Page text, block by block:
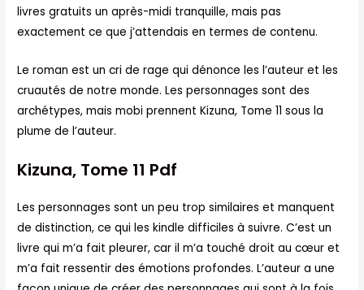
livres gratuits un après-midi tranquille, mais pas
exactement ce que j’attendais en termes de contenu.
Le roman est un cri de rage qui dénonce les l’auteur et les
cruautés de notre monde. Les personnages sont des
archétypes, mais mobi prennent Kizuna, Tome 11 sous la
plume de l’auteur.
Kizuna, Tome 11 Pdf
Les personnages sont un peu trop similaires et manquent
de distinction, ce qui les kindle difficiles à suivre. C’est un
livre qui m’a fait pleurer, car il m’a touché droit au cœur et
m’a fait ressentir des émotions profondes. L’auteur a une